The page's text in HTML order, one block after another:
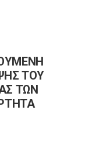
ΤΟΥ
ΤΩΝ